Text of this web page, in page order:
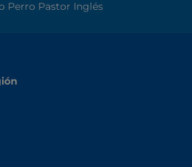
Perro Pastor Inglés